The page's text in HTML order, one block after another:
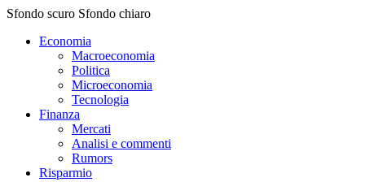
Sfondo scuro Sfondo chiaro
Economia
Macroeconomia
Politica
Microeconomia
Tecnologia
Finanza
Mercati
Analisi e commenti
Rumors
Risparmio